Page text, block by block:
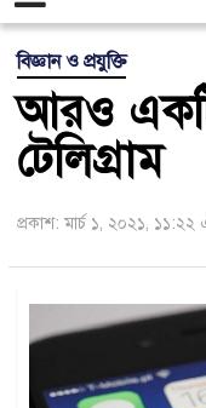
বিজ্ঞান ও প্রযুক্তি
আরও
টেলিগ্রাম
প্রকাশ: মার্চ ১, ২০২১,